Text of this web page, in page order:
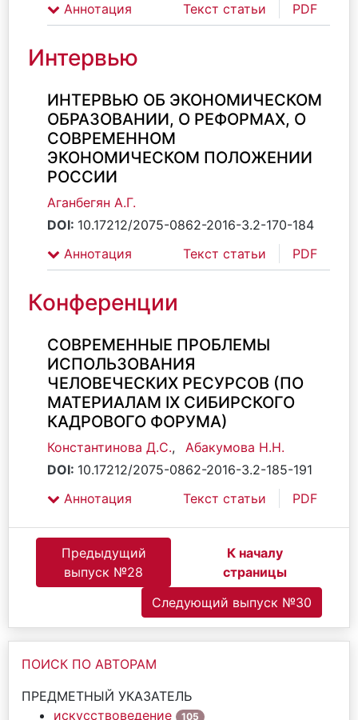
Аннотация
Текст статьи PDF
Интервью
ИНТЕРВЬЮ ОБ ЭКОНОМИЧЕСКОМ
ОБРАЗОВАНИИ, О РЕФОРМАХ, О
СОВРЕМЕННОМ
ЭКОНОМИЧЕСКОМ ПОЛОЖЕНИИ
РОССИИ
Аганбегян А.Г.
DOI: 10.17212/2075-0862-2016-3.2-170-184
Аннотация
Текст статьи PDF
Конференции
СОВРЕМЕННЫЕ ПРОБЛЕМЫ
ИСПОЛЬЗОВАНИЯ
ЧЕЛОВЕЧЕСКИХ РЕСУРСОВ (ПО
МАТЕРИАЛАМ IX СИБИРСКОГО
КАДРОВОГО ФОРУМА)
Константинова Д.С.,
Абакумова Н.Н.
DOI: 10.17212/2075-0862-2016-3.2-185-191
Аннотация
Текст статьи PDF
Предыдущий
выпуск №28
К началу
страницы
Следующий выпуск №30
ПОИСК ПО АВТОРАМ
ПРЕДМЕТНЫЙ УКАЗАТЕЛЬ
искусствоведение
105